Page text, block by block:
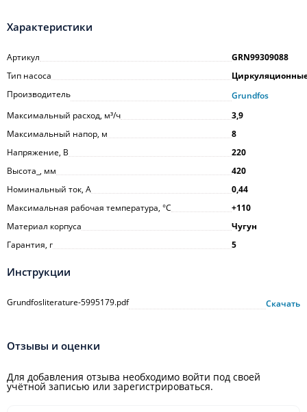
Характеристики
Артикул
GRN99309088
Тип насоса
Производитель
Grundfos
Максимальный расход, м³/ч
3,9
Максимальный напор, м
8
Напряжение, В
220
Высота_, мм
420
Номинальный ток, А
0,44
Максимальная рабочая температура, °С
+110
Материал корпуса
Чугун
Гарантия, г
5
Инструкции
Grundfosliterature-5995179.pdf Скачать
Отзывы и оценки
Для добавления отзыва необходимо войти под своей
учётной записью или зарегистрироваться.